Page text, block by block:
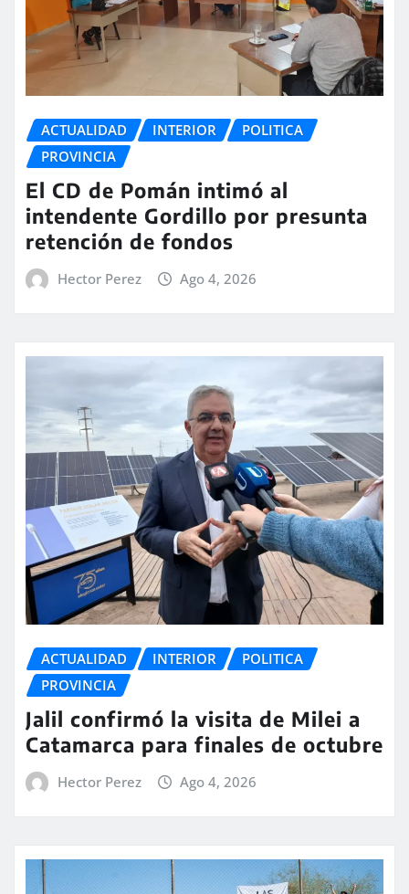
ACTUALIDAD INTERIOR
POLITICA
PROVINCIA
El CD de Pomán intimó al
intendente Gordillo por presunta
retención de fondos
Hector Perez Ago 4, 2026
ACTUALIDAD INTERIOR
POLITICA
PROVINCIA
Jalil confirmó la visita de Milei a
Catamarca para finales de octubre
Hector Perez Ago 4, 2026